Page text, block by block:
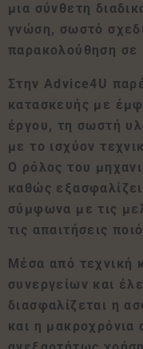
μια σύνθετη
γνώση, σωστό
παρακολούθηση σε
Στην Advice4U
κατασκευής με
έργου, τη σωστή
με το ισχύον
Ο ρόλος του
καθώς
σύμφωνα με τις
τις απαιτήσεις
Μέσα από τεχνική
συνεργείων και
διασφαλίζεται η
και η μακροχρόνια